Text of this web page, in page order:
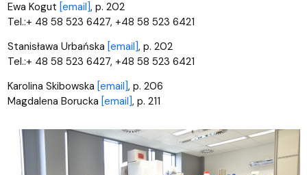
Ewa Kogut [email], p. 202
Tel.:+ 48 58 523 6427, +48 58 523 6421
Stanisława Urbańska [email], p. 202
Tel.:+ 48 58 523 6427, +48 58 523 6421
Karolina Skibowska [email], p. 206
Magdalena Borucka [email], p. 211